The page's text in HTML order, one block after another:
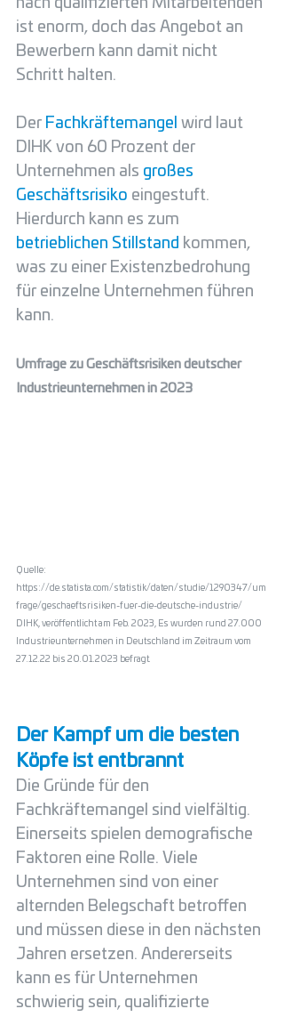
nach qualifizierten Mitarbeitenden
ist enorm, doch das Angebot an
Bewerbern kann damit nicht
Schritt halten.
Der Fachkräftemangel wird laut
DIHK von 60 Prozent der
Unternehmen als großes
Geschäftsrisiko eingestuft.
Hierdurch kann es zum
betrieblichen Stillstand kommen,
was zu einer Existenzbedrohung
für einzelne Unternehmen führen
kann.
Umfrage zu Geschäftsrisiken deutscher
Industrieunternehmen in 2023
Quelle:
https://de.statista.com/statistik/daten/studie/1290347/um
frage/geschaeftsrisiken-fuer-die-deutsche-industrie/
DIHK, veröffentlicht am Feb. 2023, Es wurden rund 27.000
Industrieunternehmen in Deutschland im Zeitraum vom
27.12.22 bis 20.01.2023 befragt.
Der Kampf um die besten
Köpfe ist entbrannt
Die Gründe für den
Fachkräftemangel sind vielfältig.
Einerseits spielen demografische
Faktoren eine Rolle. Viele
Unternehmen sind von einer
alternden Belegschaft betroffen
und müssen diese in den nächsten
Jahren ersetzen. Andererseits
kann es für Unternehmen
schwierig sein, qualifizierte